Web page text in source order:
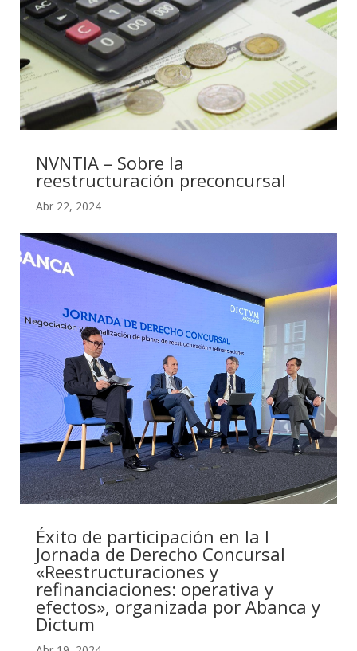
NVNTIA – Sobre la
reestructuración preconcursal
Abr 22, 2024
Éxito de participación en la I
Jornada de Derecho Concursal
«Reestructuraciones y
refinanciaciones: operativa y
efectos», organizada por Abanca y
Dictum